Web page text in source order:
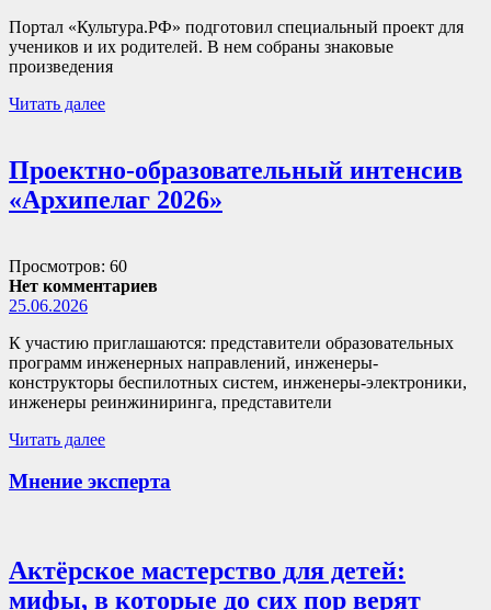
Портал «Культура.РФ» подготовил специальный проект для
учеников и их родителей. В нем собраны знаковые
произведения
Читать далее
Проектно-образовательный интенсив
«Архипелаг 2026»
Просмотров: 60
Нет комментариев
25.06.2026
К участию приглашаются: представители образовательных
программ инженерных направлений, инженеры-
конструкторы беспилотных систем, инженеры-электроники,
инженеры реинжиниринга, представители
Читать далее
Мнение эксперта
Актёрское мастерство для детей:
мифы, в которые до сих пор верят